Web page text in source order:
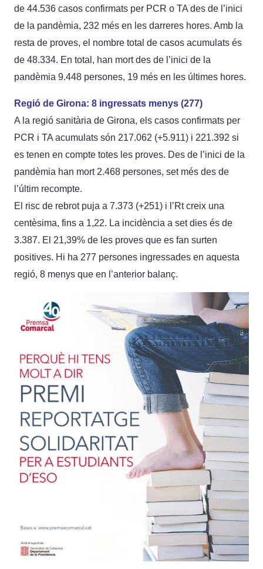
de 44.536 casos confirmats per PCR o TA des de l’inici
de la pandèmia, 232 més en les darreres hores. Amb la
resta de proves, el nombre total de casos acumulats és
de 48.334. En total, han mort des de l’inici de la
pandèmia 9.448 persones, 19 més en les últimes hores.
Regió de Girona: 8 ingressats menys (277)
A la regió sanitària de Girona, els casos confirmats per
PCR i TA acumulats són 217.062 (+5.911) i 221.392 si
es tenen en compte totes les proves. Des de l’inici de la
pandèmia han mort 2.468 persones, set més des de
l’últim recompte.
El risc de rebrot puja a 7.373 (+251) i l’Rt creix una
centèsima, fins a 1,22. La incidència a set dies és de
3.387. El 21,39% de les proves que es fan surten
positives. Hi ha 277 persones ingressades en aquesta
regió, 8 menys que en l’anterior balanç.